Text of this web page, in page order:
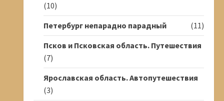
(10)
Петербург непарадно парадный
(11)
Псков и Псковская область. Путешествия
(7)
Ярославская область. Автопутешествия
(3)